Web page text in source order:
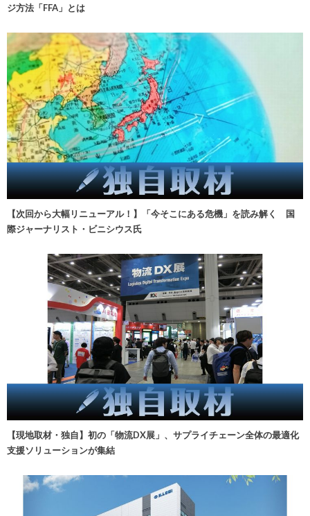
ジ方法「FFA」とは
【次回から大幅リニューアル！】「今そこにある危機」を読み解く 国
際ジャーナリスト・ビニシウス氏
【現地取材・独自】初の「物流DX展」、サプライチェーン全体の最適化
支援ソリューションが集結